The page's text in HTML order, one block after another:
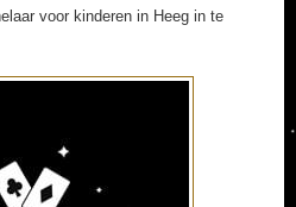
voor kinderen in Heeg in te